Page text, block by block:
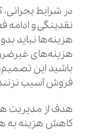
در شرایط
نقدینگی و ادامه
هزینه‌ها نباید
هزینه‌های
باشید این
فروش آسیب
هدف از مدیریت
کاهش هزینه به